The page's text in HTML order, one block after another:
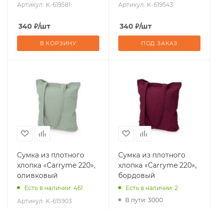
Артикул: K-619581
340 ₽/шт
В КОРЗИНУ
Артикул: K-619543
340 ₽/шт
ПОД ЗАКАЗ
Сумка из плотного
хлопка «Carryme 220»,
оливковый
Есть в наличии: 461
Артикул: K-615903
Сумка из плотного
хлопка «Carryme 220»,
бордовый
Есть в наличии: 2
В пути: 3000